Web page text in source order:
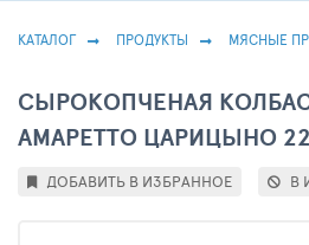
КАТАЛОГ ПРОДУКТЫ МЯСНЫЕ
СЫРОКОПЧЕНАЯ
АМАРЕТТО ЦАРИЦЫНО
ДОБАВИТЬ В ИЗБРАННОЕ В